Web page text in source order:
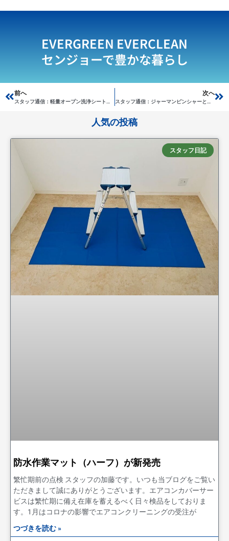
EVERGREEN EVERCLEAN
センジョーで豊かな暮らし
Prev
前へ
スタッフ通信：軽量オープン洗浄シート７点セット！
次へ
スタッフ通信：ジャーマンピンシャーと雑種犬
人気の投稿
スタッフ日記
防水作業マット（ハーフ）が新発売
繁忙期前の点検 スタッフの加藤です。いつも当ブログをご覧い
ただきまして誠にありがとうございます。エアコンカバーサー
ビスは繁忙期に備え在庫を蓄えるべく日々検品をしておりま
す。1月はコロナの影響でエアコンクリーニングの受注が
つづきを読む »